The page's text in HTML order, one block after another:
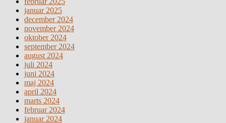
januar 2025
december 2024
november 2024
oktober 2024
september 2024
august 2024
juli 2024
juni 2024
maj 2024
april 2024
marts 2024
februar 2024
januar 2024